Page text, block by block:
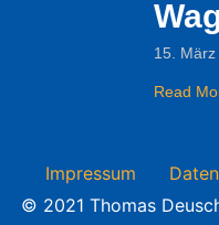
15. März
Read
Impressum
© 2021 Thomas